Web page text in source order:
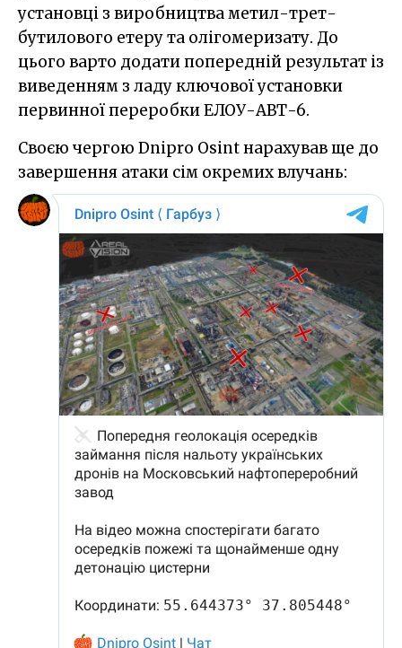
установці з виробництва метил-трет-
бутилового етеру та олігомеризату. До
цього варто додати попередній результат із
виведенням з ладу ключової установки
первинної переробки ЕЛОУ-АВТ-6.
Своєю чергою Dnipro Osint нарахував ще до
завершення атаки сім окремих влучань: